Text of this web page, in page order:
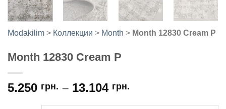
Modakilim > Коллекции > Month > Month 12830 Cream P
Month 12830 Cream P
5.250 грн. – 13.104 грн.